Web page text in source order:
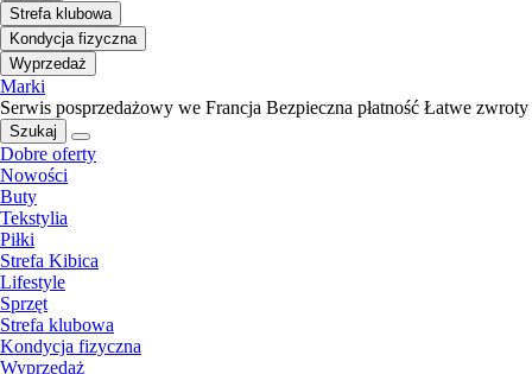
Strefa klubowa
Kondycja fizyczna
Wyprzedaż
Marki
Serwis posprzedażowy we Francja Bezpieczna płatność Łatwe zwroty
Szukaj
Dobre oferty
Nowości
Buty
Tekstylia
Piłki
Strefa Kibica
Lifestyle
Sprzęt
Strefa klubowa
Kondycja fizyczna
Wyprzedaż